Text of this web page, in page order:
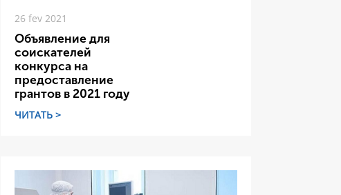
26 fev 2021
Объявление для
соискателей
конкурса на
предоставление
грантов в 2021 году
ЧИТАТЬ >